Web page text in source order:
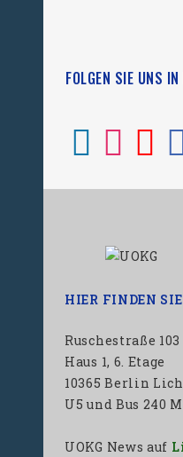
FOLGEN SIE UNS
HIER FINDEN
Ruschestraße 103
Haus 1, 6. Etage
10365 Berlin
U5 und Bus 240
UOKG News auf